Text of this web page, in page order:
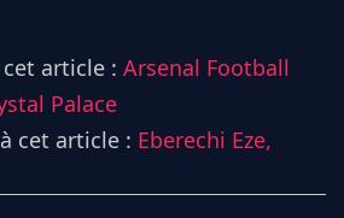
cet article : Arsenal Football
Palace
cet article : Eberechi Eze,